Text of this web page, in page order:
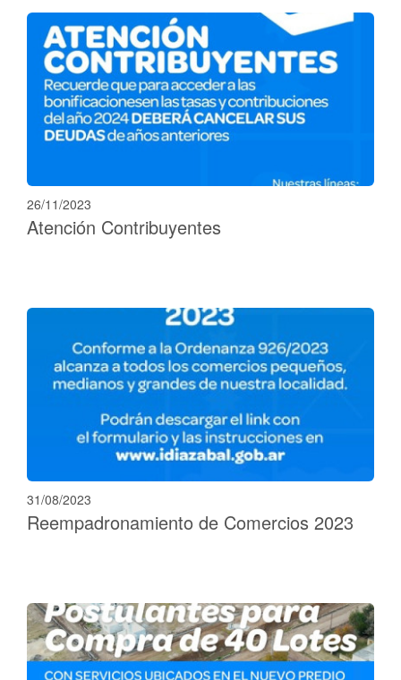
26/11/2023
Atención Contribuyentes
31/08/2023
Reempadronamiento de Comercios 2023